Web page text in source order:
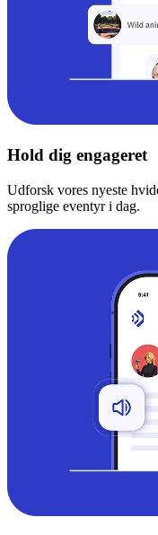
Hold dig engageret
Udforsk vores nyeste
sproglige eventyr i dag.